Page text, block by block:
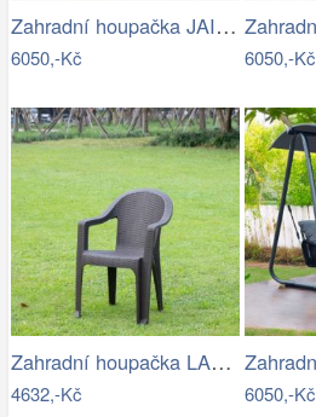
Zahradní houpačka JAIRA Tempo Kondela
6050,-Kč 6050,-Kč
Zahradní houpačka LAMIA Tempo Kondela
4632,-Kč 6050,-Kč